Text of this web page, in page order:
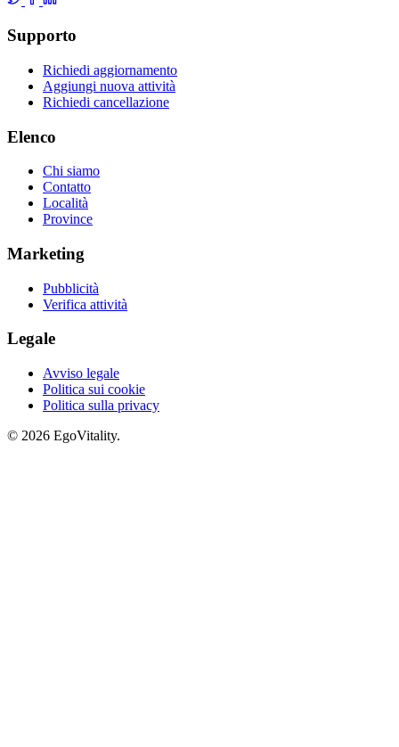
Supporto
Richiedi aggiornamento
Aggiungi nuova attività
Richiedi cancellazione
Elenco
Chi siamo
Contatto
Località
Province
Marketing
Pubblicità
Verifica attività
Legale
Avviso legale
Politica sui cookie
Politica sulla privacy
© 2026 EgoVitality.